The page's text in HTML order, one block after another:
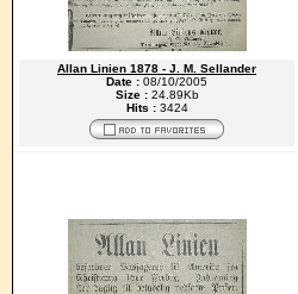
Allan Linien 1878 - J. M. Sellander
Date : 08/10/2005
Size : 24.89Kb
Hits : 3424